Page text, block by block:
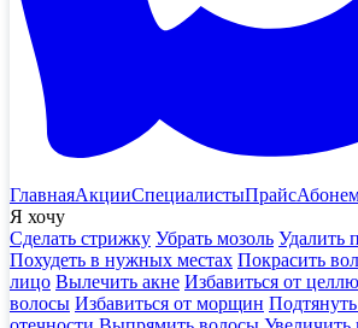
ГлавнаяАкцииСпециалистыПрайс
Я хочу
Сделать стрижку Убрать мозоль Удалить
Похудеть в нужных местах Покрасить
лицо Вылечить акне Избавиться от
волосы Избавиться от морщин